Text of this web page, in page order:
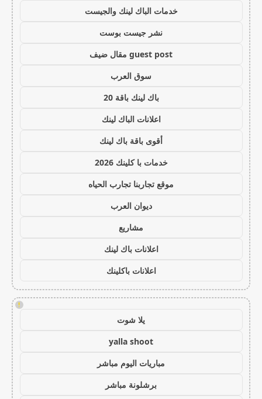
خدمات الباك لينك والجيست
نشر جيست بوست
guest post مقال ضيف
سوق العرب
باك لينك باقة 20
اعلانات الباك لينك
أقوى باقة باك لينك
خدمات با كلينك 2026
موقع تجاربنا تجارب الحياه
ديوان العرب
مشاريع
اعلانات باك لينك
اعلانات باكلينك
!
يلا شوت
yalla shoot
مباريات اليوم مباشر
برشلونة مباشر